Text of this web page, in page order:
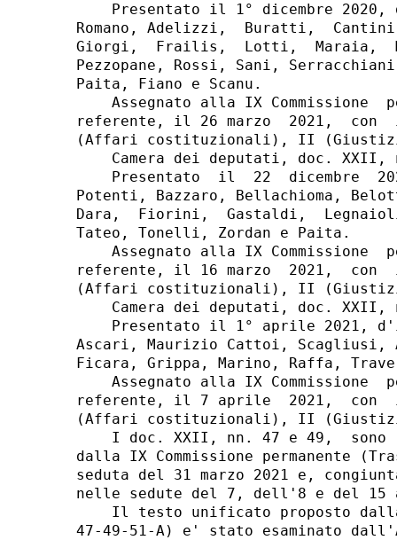
Presentato il 1° dicembre 2020,
Romano, Adelizzi,  Buratti,
Giorgi,  Frailis,  Lotti,  Maraia,
Pezzopane, Rossi, Sani,
Paita, Fiano e Scanu.
Assegnato alla IX Commissione
referente, il 26 marzo  2021,
(Affari costituzionali), II
Camera dei deputati, doc.
Presentato  il  22  dicembre
Potenti, Bazzaro, Bellachioma,
Dara,  Fiorini,  Gastaldi,
Tateo, Tonelli, Zordan e Paita.
Assegnato alla IX Commissione
referente, il 16 marzo  2021,
(Affari costituzionali), II
Camera dei deputati, doc.
Presentato il 1° aprile 2021,
Ascari, Maurizio Cattoi, Scagliusi,
Ficara, Grippa, Marino, Raffa,
Assegnato alla IX Commissione
referente, il 7 aprile  2021,  con
(Affari costituzionali), II
I doc. XXII, nn. 47 e 49,  sono
dalla IX Commissione permanente
seduta del 31 marzo 2021 e,
nelle sedute del 7, dell'8 e del 15
Il testo unificato proposto
47-49-51-A) e' stato esaminato